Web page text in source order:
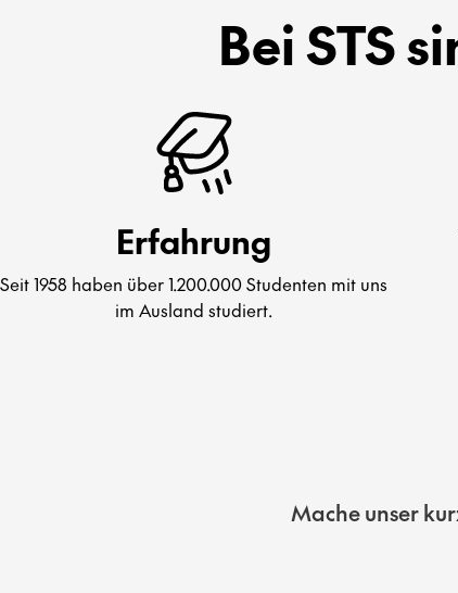
Bei STS
Erfahrung
Seit 1958 haben über 1.200.000 Studenten mit uns
im Ausland studiert.
Mache unser